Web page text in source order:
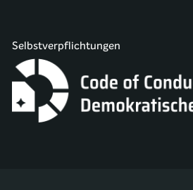
Selbstverpflichtungen